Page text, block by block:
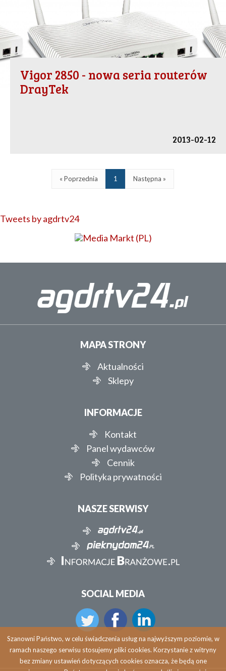
Vigor 2850 - nowa seria routerów
DrayTek
2013-02-12
« Poprzednia 1 Następna »
Tweets by agdrtv24
MAPA STRONY
Aktualności
Sklepy
INFORMACJE
Kontakt
Panel wydawców
Cennik
Polityka prywatności
NASZE SERWISY
SOCIAL MEDIA
Szanowni Państwo, w celu świadczenia usług na najwyższym poziomie, w
ramach naszego serwisu stosujemy pliki cookies. Korzystanie z witryny
bez zmiany ustawień dotyczących cookies oznacza, że będą one